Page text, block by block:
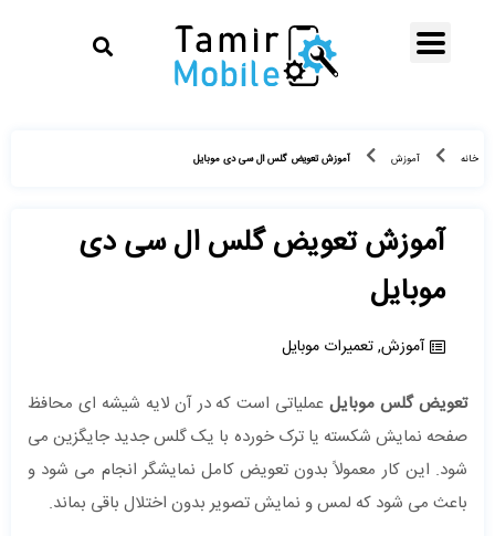
خانه آموزش آموزش تعویض گلس ال سی دی موبایل
آموزش تعویض گلس ال سی دی
موبایل
آموزش,تعمیرات موبایل
تعویض گلس موبایلعملیاتی است که در آن لایه شیشه‌ ای محافظ
صفحه نمایش شکسته یا ترک‌ خورده با یک گلس جدید جایگزین می
‌شود. این کار معمولاً بدون تعویض کامل نمایشگر انجام می ‌شود و
باعث می‌ شود که لمس و نمایش تصویر بدون اختلال باقی بماند.